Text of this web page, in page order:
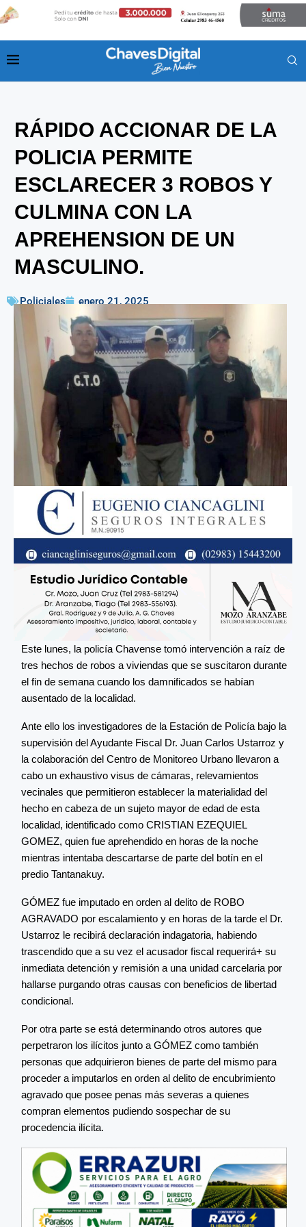
RÁPIDO ACCIONAR DE LA
POLICIA PERMITE
ESCLARECER 3 ROBOS Y
CULMINA CON LA
APREHENSION DE UN
MASCULINO.
Policiales enero 21, 2025
Este lunes, la policía Chavense tomó intervención a raíz de
tres hechos de robos a viviendas que se suscitaron durante
el fin de semana cuando los damnificados se habían
ausentado de la localidad.
Ante ello los investigadores de la Estación de Policía bajo la
supervisión del Ayudante Fiscal Dr. Juan Carlos Ustarroz y
la colaboración del Centro de Monitoreo Urbano llevaron a
cabo un exhaustivo visus de cámaras, relevamientos
vecinales que permitieron establecer la materialidad del
hecho en cabeza de un sujeto mayor de edad de esta
localidad, identificado como CRISTIAN EZEQUIEL
GOMEZ, quien fue aprehendido en horas de la noche
mientras intentaba descartarse de parte del botín en el
predio Tantanakuy.
GÓMEZ fue imputado en orden al delito de ROBO
AGRAVADO por escalamiento y en horas de la tarde el Dr.
Ustarroz le recibirá declaración indagatoria, habiendo
trascendido que a su vez el acusador fiscal requerirá+ su
inmediata detención y remisión a una unidad carcelaria por
hallarse purgando otras causas con beneficios de libertad
condicional.
Por otra parte se está determinando otros autores que
perpetraron los ilícitos junto a GÓMEZ como también
personas que adquirieron bienes de parte del mismo para
proceder a imputarlos en orden al delito de encubrimiento
agravado que posee penas más severas a quienes
compran elementos pudiendo sospechar de su
procedencia ilícita.